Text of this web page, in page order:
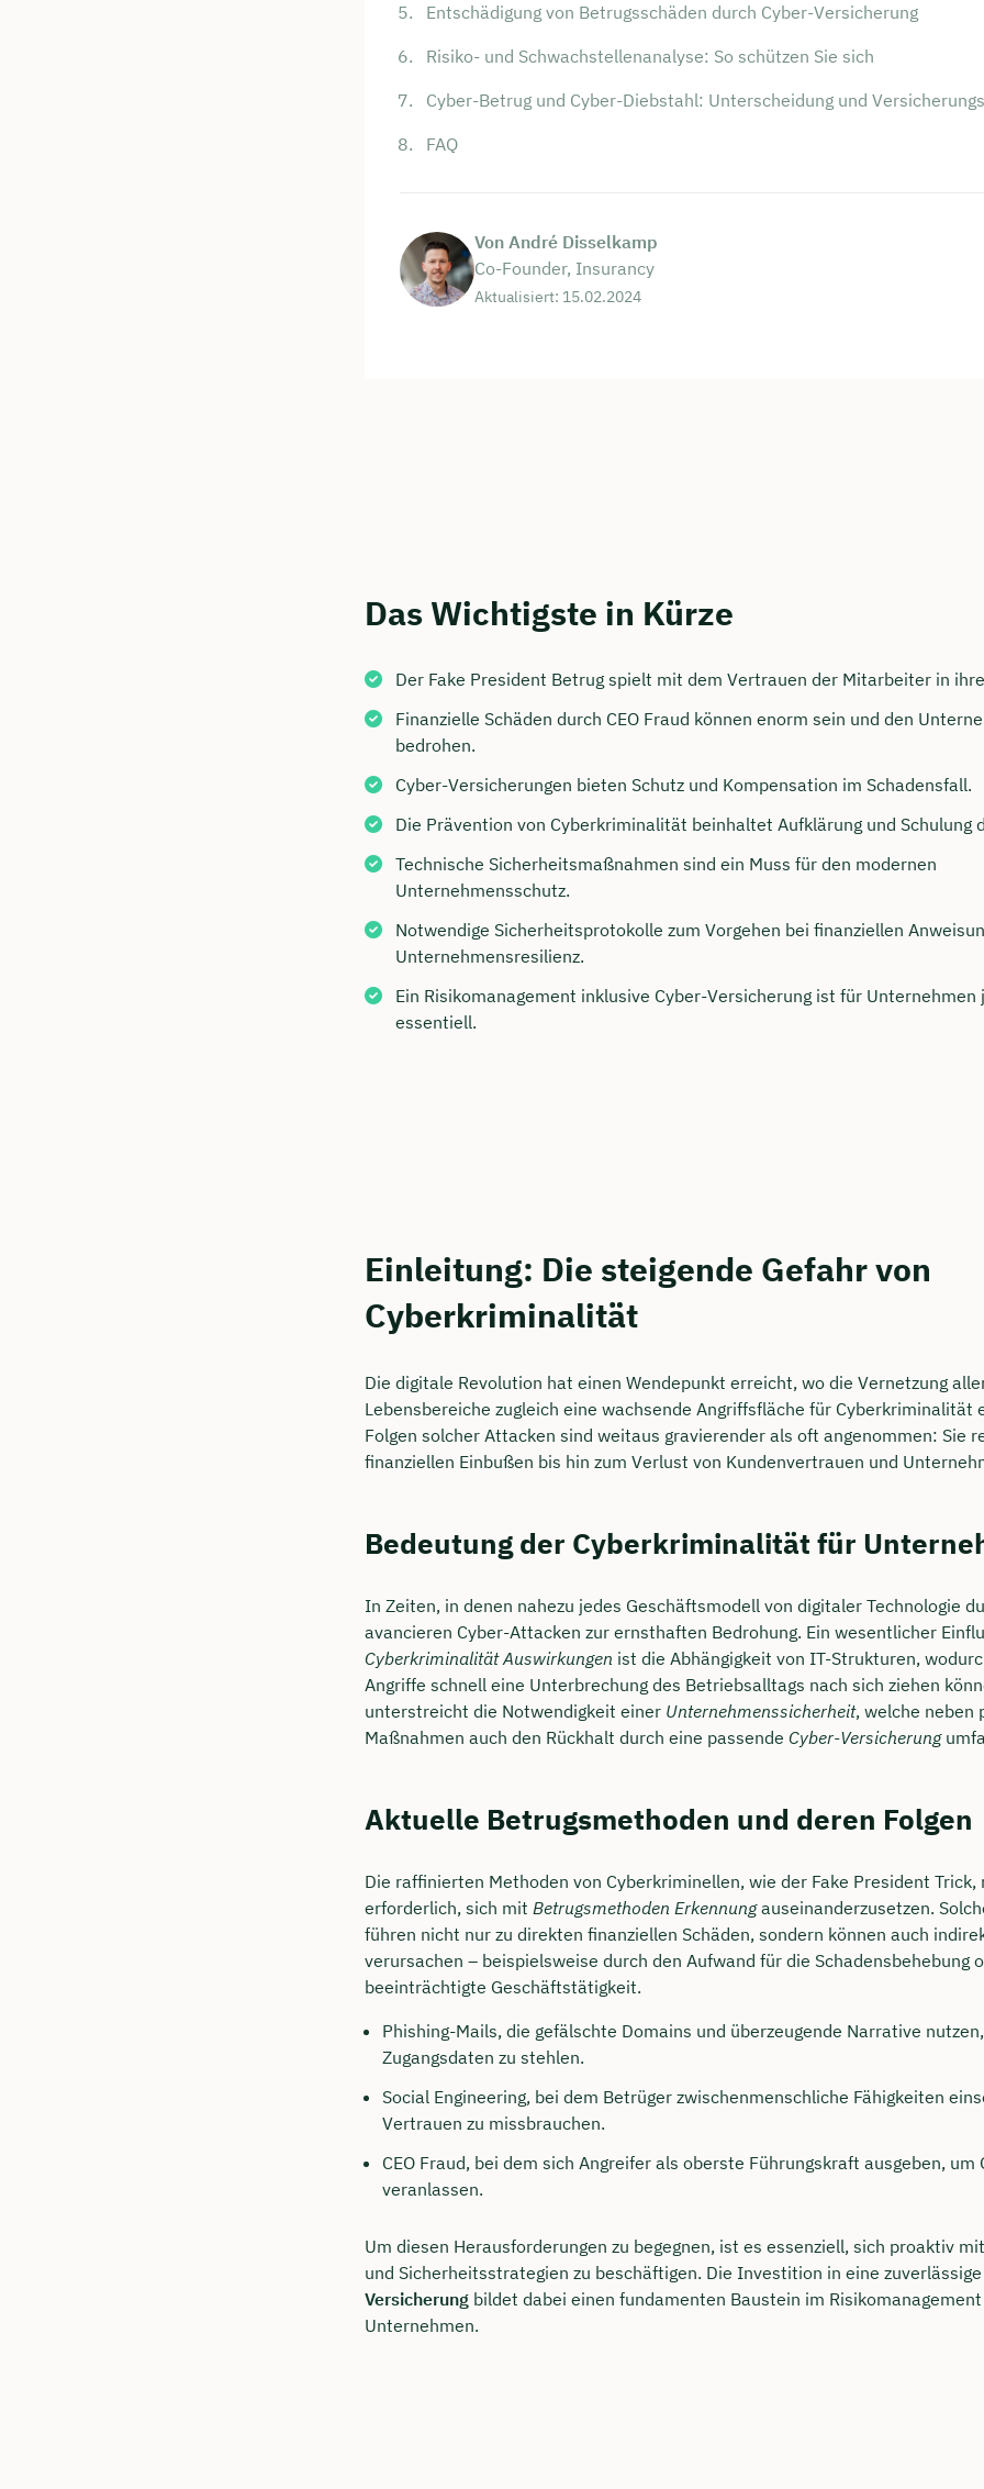
Entschädigung von Betrugsschäden durch Cyber-Versicherung
Risiko- und Schwachstellenanalyse: So schützen Sie sich
Cyber-Betrug und Cyber-Diebstahl: Unterscheidung und
FAQ
Von André Disselkamp
Co-Founder, Insurancy
Aktualisiert: 15.02.2024
Das Wichtigste in Kürze
Der Fake President Betrug spielt mit dem Vertrauen der Mitarbeiter in
Finanzielle Schäden durch CEO Fraud können enorm sein und den
bedrohen.
Cyber-Versicherungen bieten Schutz und Kompensation im Schadensfall.
Die Prävention von Cyberkriminalität beinhaltet Aufklärung und Schulung
Technische Sicherheitsmaßnahmen sind ein Muss für den modernen
Unternehmensschutz.
Notwendige Sicherheitsprotokolle zum Vorgehen bei finanziellen
Unternehmensresilienz.
Ein Risikomanagement inklusive Cyber-Versicherung ist für Unternehmen
essentiell.
Einleitung: Die steigende Gefahr von
Cyberkriminalität
Die digitale Revolution hat einen Wendepunkt erreicht, wo die Vernetzung
Lebensbereiche zugleich eine wachsende Angriffsfläche für Cyberkriminalität
Folgen solcher Attacken sind weitaus gravierender als oft angenommen: Sie
finanziellen Einbußen bis hin zum Verlust von Kundenvertrauen und
Bedeutung der Cyberkriminalität für
In Zeiten, in denen nahezu jedes Geschäftsmodell von digitaler Technologie
avancieren Cyber-Attacken zur ernsthaften Bedrohung. Ein wesentlicher
Cyberkriminalität Auswirkungen ist die Abhängigkeit von IT-Strukturen,
Angriffe schnell eine Unterbrechung des Betriebsalltags nach sich ziehen
unterstreicht die Notwendigkeit einer Unternehmenssicherheit, welche neben
Maßnahmen auch den Rückhalt durch eine passende Cyber-Versicherung
Aktuelle Betrugsmethoden und deren Folgen
Die raffinierten Methoden von Cyberkriminellen, wie der Fake President Trick,
erforderlich, sich mit Betrugsmethoden Erkennungauseinanderzusetzen.
führen nicht nur zu direkten finanziellen Schäden, sondern können auch
verursachen – beispielsweise durch den Aufwand für die Schadensbehebung
beeinträchtigte Geschäftstätigkeit.
Phishing-Mails, die gefälschte Domains und überzeugende Narrative
Zugangsdaten zu stehlen.
Social Engineering, bei dem Betrüger zwischenmenschliche Fähigkeiten
Vertrauen zu missbrauchen.
CEO Fraud, bei dem sich Angreifer als oberste Führungskraft ausgeben, um
veranlassen.
Um diesen Herausforderungen zu begegnen, ist es essenziell, sich proaktiv
und Sicherheitsstrategien zu beschäftigen. Die Investition in eine zuverlässige
Versicherung bildet dabei einen fundamenten Baustein im
Unternehmen.
Jetzt persönliches
Beratungsgespräch mit Tobias
Niendieck sichern 🤝
Wir beraten dich Montag bis Freitag von 8 bis 18 Uhr
Kostenfrei & unverbindlich